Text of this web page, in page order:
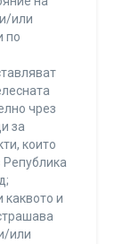
или
по
чрез
за
които
Република
и
или